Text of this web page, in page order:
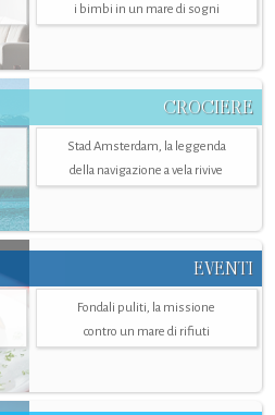
i bimbi in un mare di sogni
CROCIERE
Stad Amsterdam, la leggenda
della navigazione a vela rivive
EVENTI
Fondali puliti, la missione
contro un mare di rifiuti